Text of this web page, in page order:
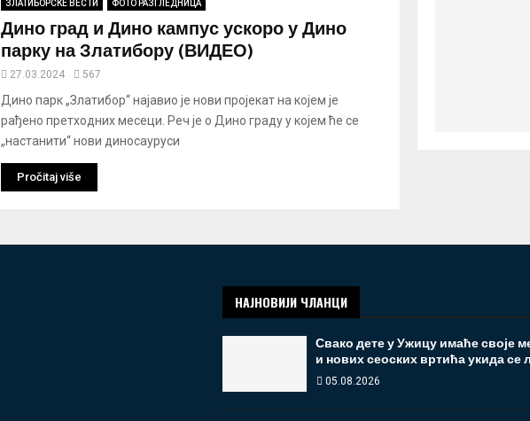
ЗЛАТИБОРСКЕ ВЕСТИ ФОТО РАЗГЛЕДНИЦА
Дино град и Дино кампус ускоро у Дино
парку на Златибору (ВИДЕО)
27.03.2024 567
Дино парк „Златибор“ најавио је нови пројекат на којем је
рађено претходних месеци. Реч је о Дино граду у којем ће се
„настанити“ нови диносауруси
Pročitaj više
НАЈНОВИЈИ ЧЛАНЦИ
Свако дете у Ужицу имаће своје
и нових сеоских вртића укида се
05.08.2026